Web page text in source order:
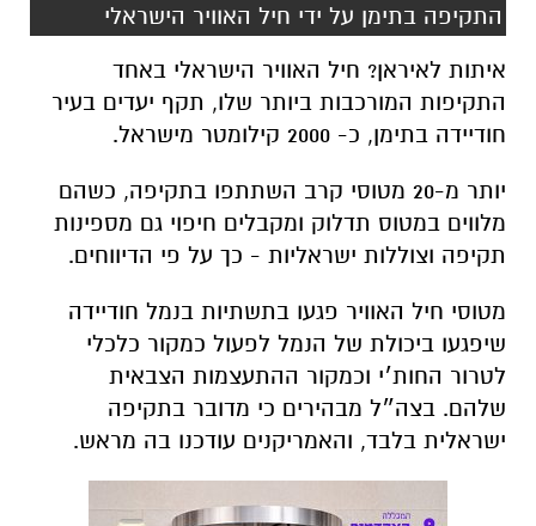
התקיפה בתימן על ידי חיל האוויר הישראלי
איתות לאיראן? חיל האוויר הישראלי באחד
התקיפות המורכבות ביותר שלו, תקף יעדים בעיר
חודיידה בתימן, כ- 2000 קילומטר מישראל.
יותר מ-20 מטוסי קרב השתתפו בתקיפה, כשהם
מלווים במטוס תדלוק ומקבלים חיפוי גם מספינות
תקיפה וצוללות ישראליות - כך על פי הדיווחים.
מטוסי חיל האוויר פגעו בתשתיות בנמל חודיידה
שיפגעו ביכולת של הנמל לפעול כמקור כלכלי
לטרור החות׳י וכמקור ההתעצמות הצבאית
שלהם. בצה״ל מבהירים כי מדובר בתקיפה
ישראלית בלבד, והאמריקנים עודכנו בה מראש.